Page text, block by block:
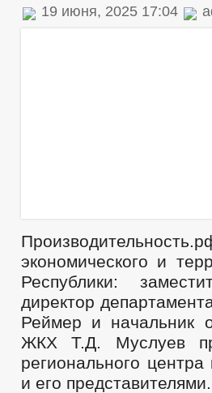
19 июня, 2025 17:04
экономического и
Республики:
директор
Реймер и начальник
ЖКХ Т.Д. Муслуев
регионального
и его представителями.